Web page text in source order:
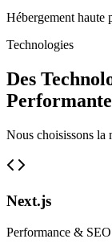
Hébergement haute
Technologies
Des
Nous choisissons la
Next.js
Performance & SEO